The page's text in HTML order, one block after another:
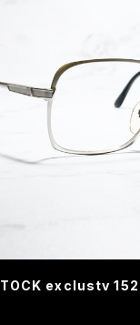
exclustv